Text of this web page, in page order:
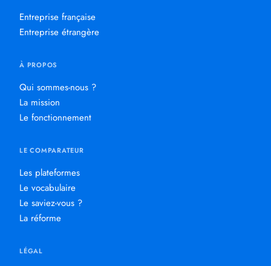
Entreprise française
Entreprise étrangère
À PROPOS
Qui sommes-nous ?
La mission
Le fonctionnement
LE COMPARATEUR
Les plateformes
Le vocabulaire
Le saviez-vous ?
La réforme
LÉGAL